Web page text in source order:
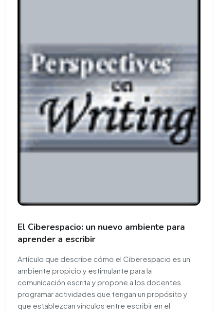
El Ciberespacio: un nuevo ambiente para
aprender a escribir
Artículo que describe cómo el Ciberespacio es un
ambiente propicio y estimulante para la
comunicación escrita y propone a los docentes
programar actividades que tengan un propósito y
que establezcan vínculos entre escribir en el